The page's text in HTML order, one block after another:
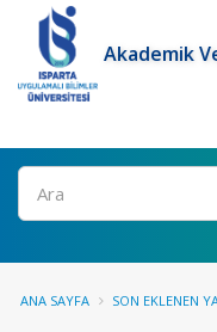
Akademik
Ara
ANA SAYFA SON EKLENEN